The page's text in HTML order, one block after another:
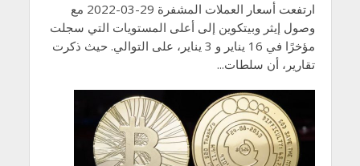
ارتفعت أسعار العملات المشفرة 29-03-2022 مع
وصول إيثر وبيتكوين إلى أعلى المستويات التي سجلت
مؤخرًا في 16 يناير و 3 يناير، على التوالي. حيث ذكرت
تقارير، أن سلطات...